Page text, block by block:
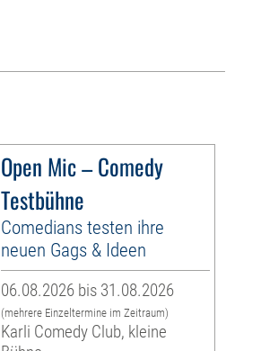
Open Mic – Comedy
Testbühne
Comedians testen ihre
neuen Gags & Ideen
06.08.2026 bis 31.08.2026
(mehrere Einzeltermine im Zeitraum)
Karli Comedy Club, kleine